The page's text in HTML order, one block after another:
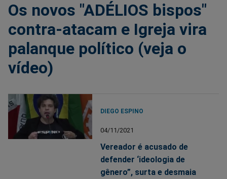
Os novos "ADÉLIOS bispos"
contra-atacam e Igreja vira
palanque político (veja o
vídeo)
DIEGO ESPINO
04/11/2021
Vereador é acusado de
defender ‘ideologia de
gênero”, surta e desmaia